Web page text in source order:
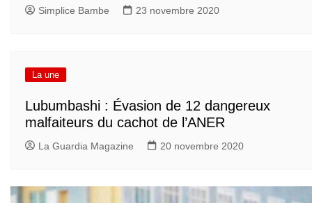
Simplice Bambe 23 novembre 2020
La une
Lubumbashi : Évasion de 12 dangereux
malfaiteurs du cachot de l’ANER
La Guardia Magazine 20 novembre 2020